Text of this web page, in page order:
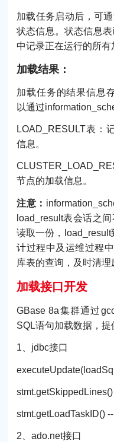
加载任务启动后，可
状态信息。状态信息
中记录正在运行的所有
加载结果：
加载任务的结果信息
以通过
LOAD_RESULT表：
信息。
节点的加载信息。
注意：
load_result表会话之
读取一份，
计过程中及运维过程
库表的查询，及时清理
加载接口开发
GBase 8a集群通过
SQL语句加载数据，提
1、jdbc接口
stmt.getLoadTaskID()
2、ado.net接口